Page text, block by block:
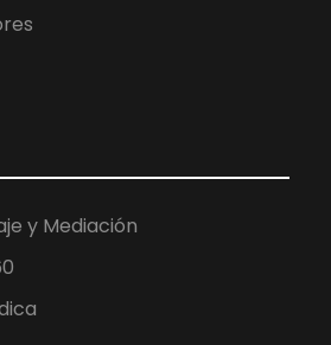
y Mediación